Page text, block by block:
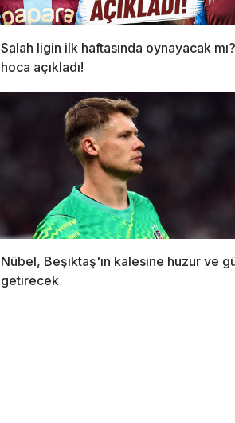
Salah ligin ilk haftasında oynayacak
hoca açıkladı!
Nübel, Beşiktaş'ın kalesine huzur ve
getirecek